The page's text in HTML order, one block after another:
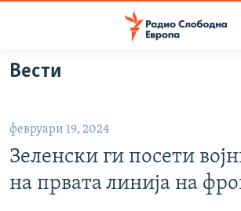
Оди
на
Оди
на
главната
навигација
Премини
ВИЗУЕЛНО
ШТО ТРЕБА ДА ЗНАЕТЕ
Вести
февруари 19, 2024
Зеленски ги посети
на првата линија на